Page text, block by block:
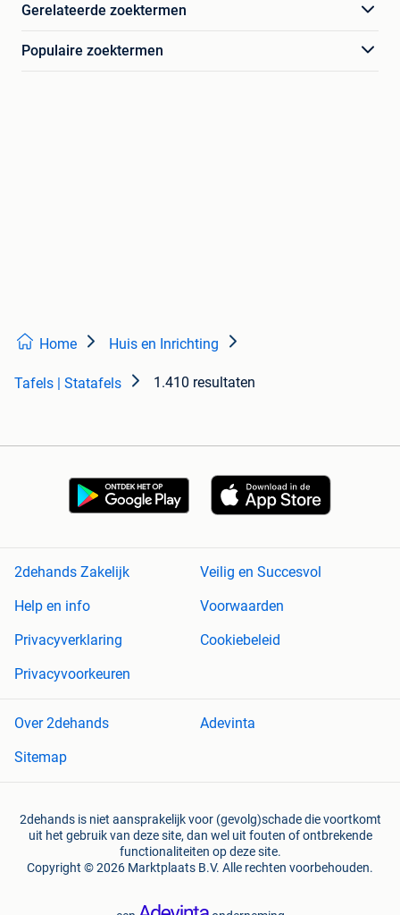
Gerelateerde zoektermen
Populaire zoektermen
Home Huis en Inrichting
Tafels | Statafels 1.410 resultaten
2dehands Zakelijk
Veilig en Succesvol
Help en info
Voorwaarden
Privacyverklaring
Cookiebeleid
Privacyvoorkeuren
Over 2dehands
Adevinta
Sitemap
2dehands is niet aansprakelijk voor (gevolg)schade die voortkomt
uit het gebruik van deze site, dan wel uit fouten of ontbrekende
functionaliteiten op deze site.
Copyright © 2026 Marktplaats B.V. Alle rechten voorbehouden.